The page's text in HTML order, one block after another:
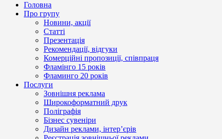
Головна
Про групу
Новини, акції
Статті
Презентація
Рекомендації, відгуки
Комерційні пропозиції, співпраця
Фламінго 15 років
Фламинго 20 років
Послуги
Зовнішня реклама
Широкоформатний друк
Поліграфія
Бізнес сувеніри
Дизайн реклами, інтер’єрів